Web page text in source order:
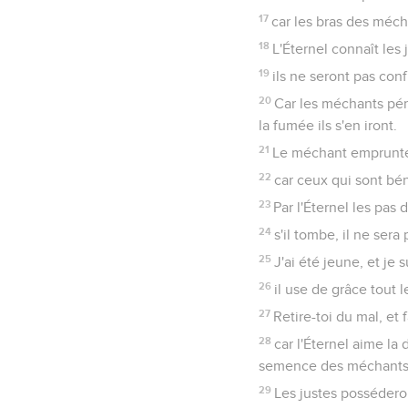
17 car les bras des
18 L'Éternel connaît les
19 ils ne seront pas
20 Car les méchants
la fumée ils s'en iront.
21 Le méchant
22 car ceux qui sont
23 Par l'Éternel les pas
24 s'il tombe, il ne sera
25 J'ai été jeune, et je
26 il use de grâce tout
27 Retire-toi du mal, et
28 car l'Éternel aime la
semence des
29 Les justes